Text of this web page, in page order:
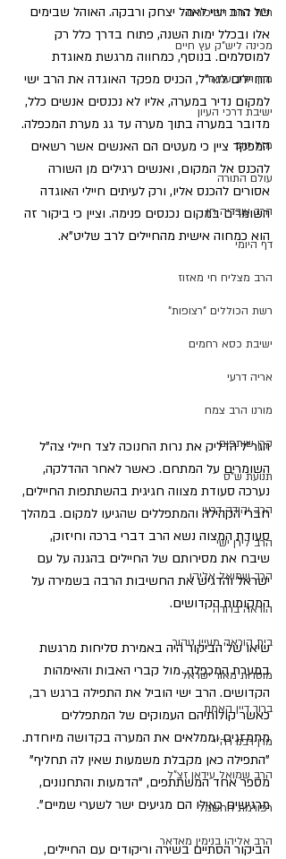
ת"ת לחם הביכורים
מכינה ליש"ק עץ חיים
מרן הרב עמאר
ישיבת דרכי העיון
מזל טוב
עולם התורה
הרב עובדיה חן
דף היומי
הרב מצליח חי מאזוז
רשת הכוללים "רצופות"
ישיבת כסא רחמים
אריה דרעי
מורנו הרב צמח
קרן שותפים
תנועת ש"ס
הרב יהודה דרעי
הרב לירן ישי
הרב שמואל אליהו
הוראה ברורה
בית הוראה מעיין טהור
מוסדות מאור ישראל
ברוך דיין האמת
מרן רבנו רה"י
הרב שמואל עידאן זצ"ל
רפורמת החשמל
הרב אליהו בנימין מאדאר
של הרב ישי לאהל יצחק ורבקה. האוהל שבימים
אלו ובכלל ימות השנה, פתוח בדרך כלל רק
למוסלמים. בנוסף, כמחווה מרגשת מאוגדת
החיילים לגר"ל, הכניס מפקד האוגדה את הרב ישי
למקום נדיר במערה, אליו לא נכנסים אנשים כלל,
מדובר במערה בתוך מערה עד גג מערת המכפלה.
המפקד ציין כי מעטים הם האנשים אשר רשאים
להכנס אל המקום, ואנשים רגילים מן השורה
אסורים להכנס אליו, ורק לעיתים חיילי האוגדה
השומרים במקום נכנסים פנימה. וציין כי ביקור זה
הוא כמחוה אישית מהחיילים לרב שליט"א.
הגר"ל הדליק את נרות החנוכה לצד חיילי צה"ל
השומרים על המתחם. כאשר לאחר ההדלקה,
נערכה סעודת מצווה חגיגית בהשתתפות החיילים,
חברי הקהילה והמתפללים שהגיעו למקום. במהלך
סעודת המצוה נשא הרב דברי ברכה וחיזוק,
שיבח את מסירותם של החיילים בהגנה על עם
ישראל והדגיש את החשיבות הרבה בשמירה על
המקומות הקדושים.
שיאו של הביקור היה באמירת סליחות מרגשת
במערת המכפלה, מול קברי האבות והאימהות
הקדושים. הרב ישי הוביל את התפילה ברגש רב,
כאשר קולותיהם העמוקים של המתפללים
מתמזגים וממלאים את המערה בקדושה מיוחדת.
"התפילה כאן מקבלת משמעות שאין לה תחליף"
מספר אחד המשתתפים, "הדמעות והתחנונים,
מרגישים כאילו הם מגיעים ישר לשערי שמיים".
הביקור הסתיים בשירה וריקודים עם החיילים,